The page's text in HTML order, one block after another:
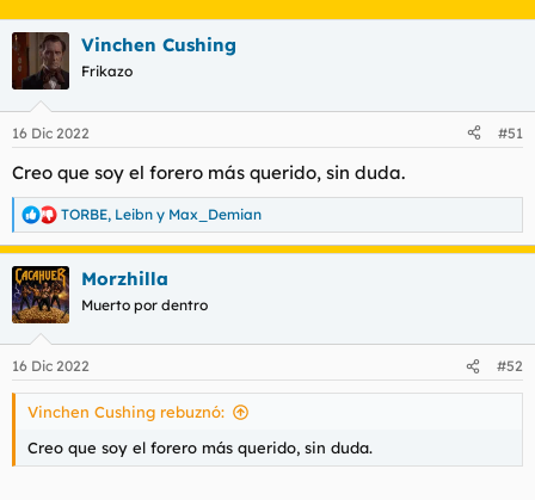
i
i
a
d
o
d
e
l
t
e
m
a
h
a
e
i
c
i
o
Vinchen Cushing
Frikazo
16 Dic 2022 #51
Creo que soy el forero más querido, sin duda.
R
e
a
c
c
i
e
s
TORBE, Leibn y Max_Demian
Morzhilla
Muerto por dentro
16 Dic 2022 #52
Vinchen Cushing rebuznó:
Creo que soy el forero más querido, sin duda.